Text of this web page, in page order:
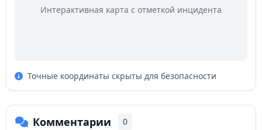
Интерактивная карта с отметкой инцидента
Точные координаты скрыты для безопасности
Комментарии 0